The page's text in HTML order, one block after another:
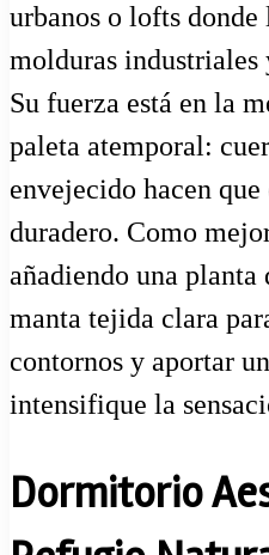
urbanos o lofts
molduras industriales
Su fuerza está en la
paleta atemporal:
envejecido hacen
duradero. Como
añadiendo una planta
manta tejida clara
contornos y aportar
intensifique la
Dormitorio